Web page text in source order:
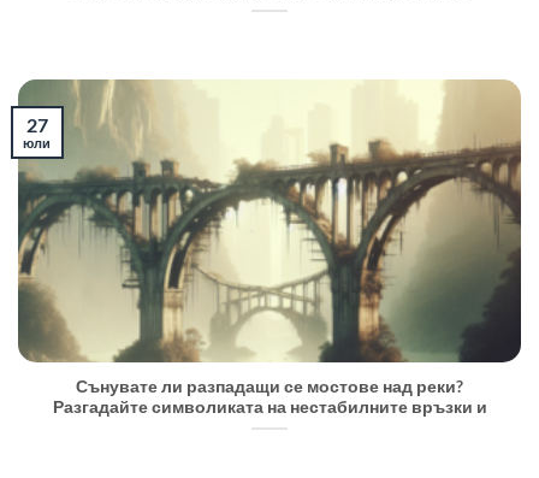
Сънувате ли разпадащи се мостове над реки?
Разгадайте символиката на нестабилните връзки и
27
юли